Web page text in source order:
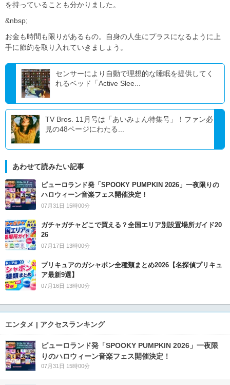
を持っていることも分かりました。
&nbsp;
お金も時間も限りがあるもの。自身の人生にプラスになるように上
手に節約を取り入れていきましょう。
センサーにより自動で理想的な睡眠を提供してく
れるベッド「Active Slee...
TV Bros. 11月号は「あいみょん特集号」！ファン必
見の48ページにわたる...
あわせて読みたい記事
ピューロランド発「SPOOKY PUMPKIN 2026」一夜限りの
ハロウィーン音楽フェス開催決定！
07月31日 15時00分
ガチャガチャどこで買える？全国エリア別設置場所ガイド20
26
07月17日 13時00分
プリキュアのガシャポン全種類まとめ2026【名探偵プリキュ
ア最新9選】
07月16日 13時00分
エンタメ | アクセスランキング
ピューロランド発「SPOOKY PUMPKIN 2026」一夜限
りのハロウィーン音楽フェス開催決定！
07月31日 15時00分